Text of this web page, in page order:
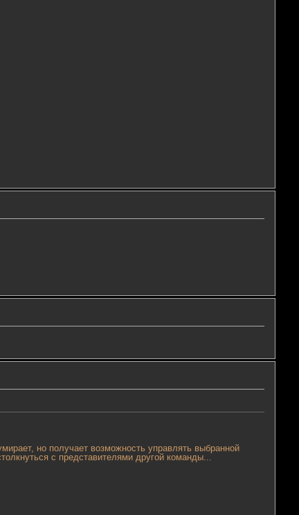
но получает возможность управлять выбранной
с представителями другой команды...